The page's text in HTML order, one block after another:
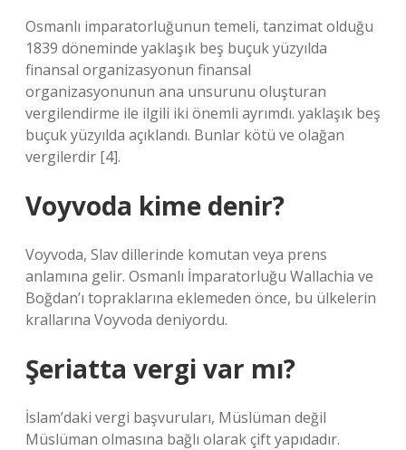
Osmanlı imparatorluğunun temeli, tanzimat olduğu
1839 döneminde yaklaşık beş buçuk yüzyılda
finansal organizasyonun finansal
organizasyonunun ana unsurunu oluşturan
vergilendirme ile ilgili iki önemli ayrımdı. yaklaşık beş
buçuk yüzyılda açıklandı. Bunlar kötü ve olağan
vergilerdir [4].
Voyvoda kime denir?
Voyvoda, Slav dillerinde komutan veya prens
anlamına gelir. Osmanlı İmparatorluğu Wallachia ve
Boğdan’ı topraklarına eklemeden önce, bu ülkelerin
krallarına Voyvoda deniyordu.
Şeriatta vergi var mı?
İslam’daki vergi başvuruları, Müslüman değil
Müslüman olmasına bağlı olarak çift yapıdadır.